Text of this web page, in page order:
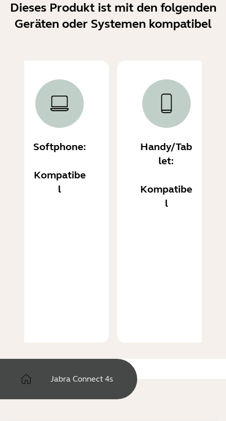
Dieses Produkt ist mit den folgenden
Geräten oder Systemen kompatibel
Softphone:
Kompatibe
l
Handy/Tab
let:
Kompatibe
l
Jabra Connect 4s